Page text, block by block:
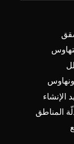
الإنشاء
المناطق